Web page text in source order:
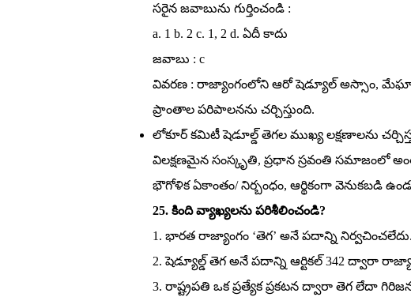
సరైన జవాబును గుర్తించండి :
a. 1 b. 2 c. 1, 2 d. ఏదీ కాదు
జవాబు : c
వివరణ : రాజ్యాంగంలోని ఆరో షెడ్యూల్‌ అస్సాం,
ప్రాంతాల పరిపాలనను చర్చిస్తుంది.
లోకూర్‌ కమిటీ షెడూల్డ్‌ తెగల ముఖ్య లక్షణాలను
విలక్షణమైన సంస్కృతి, ప్రధాన స్రవంతి సమాజంలో
భౌగోళిక ఏకాంతం/ నిర్బంధం, ఆర్థికంగా వెనుకబడి
25. కింది వ్యాఖ్యలను పరిశీలించండి?
1. భారత రాజ్యాంగం ‘తెగ’ అనే పదాన్ని నిర్వచించలేదు.
2. షెడ్యూల్డ్‌ తెగ అనే పదాన్ని ఆర్టికల్‌ 342 ద్వారా
3. రాష్ట్రపతి ఒక ప్రత్యేక ప్రకటన ద్వారా తెగ లేదా